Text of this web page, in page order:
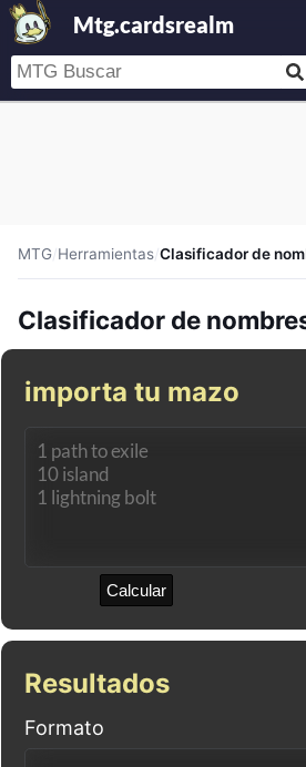
Mtg.cardsrealm
MTG/Herramientas/Clasificador de
Clasificador de
importa tu mazo
Calcular
Resultados
Formato